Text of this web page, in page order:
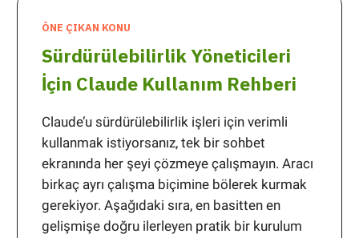
ÖNE ÇIKAN KONU
Sürdürülebilirlik Yöneticileri
İçin Claude Kullanım Rehberi
Claude’u sürdürülebilirlik işleri için verimli
kullanmak istiyorsanız, tek bir sohbet
ekranında her şeyi çözmeye çalışmayın. Aracı
birkaç ayrı çalışma biçimine bölerek kurmak
gerekiyor. Aşağıdaki sıra, en basitten en
gelişmişe doğru ilerleyen pratik bir kurulum